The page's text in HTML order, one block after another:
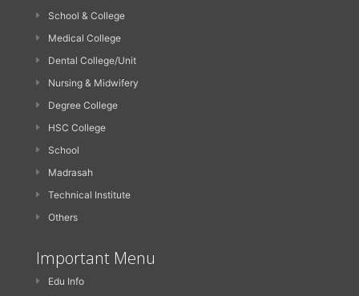
School & College
Medical College
Dental College/Unit
Nursing & Midwifery
Degree College
HSC College
School
Madrasah
Technical Institute
Others
Important Menu
Edu Info